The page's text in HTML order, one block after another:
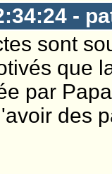
-
sont
que
par
des